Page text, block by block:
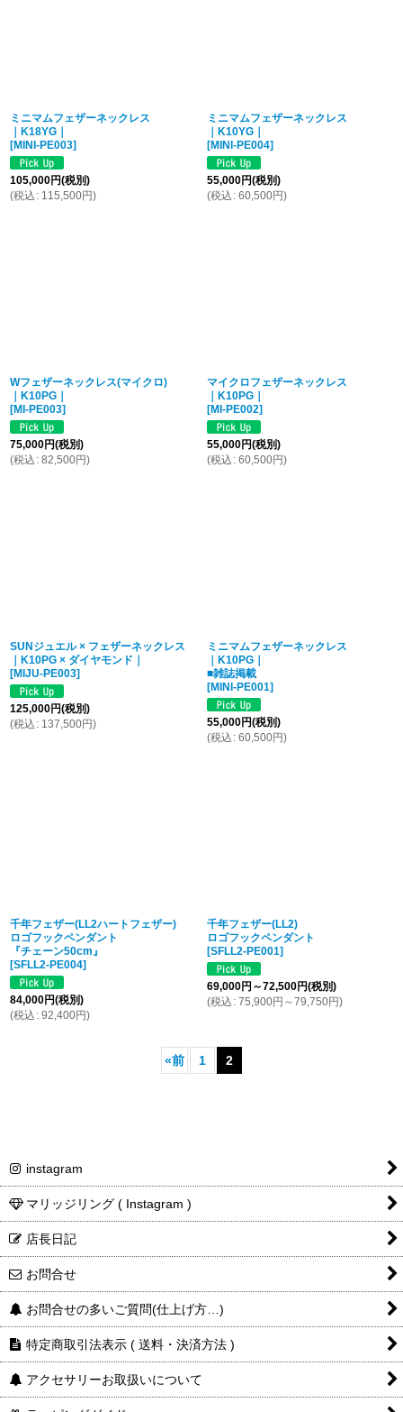
ミニマムフェザーネックレス
｜K18YG｜
[MINI-PE003]
105,000円(税別)
(税込 : 115,500円)
ミニマムフェザーネックレス
｜K10YG｜
[MINI-PE004]
55,000円(税別)
(税込 : 60,500円)
Wフェザーネックレス(マイクロ)
｜K10PG｜
[MI-PE003]
75,000円(税別)
(税込 : 82,500円)
マイクロフェザーネックレス
｜K10PG｜
[MI-PE002]
55,000円(税別)
(税込 : 60,500円)
SUNジュエル × フェザーネックレス
｜K10PG × ダイヤモンド｜
[MIJU-PE003]
125,000円(税別)
(税込 : 137,500円)
ミニマムフェザーネックレス
｜K10PG｜
■雑誌掲載
[MINI-PE001]
55,000円(税別)
(税込 : 60,500円)
千年フェザー(LL2ハートフェザー)
ロゴフックペンダント
『チェーン50cm』
[SFLL2-PE004]
84,000円(税別)
(税込 : 92,400円)
千年フェザー(LL2)
ロゴフックペンダント
[SFLL2-PE001]
69,000円 ～72,500円(税別)
(税込 : 75,900円 ～79,750円)
«前 1 2
instagram
マリッジリング ( Instagram )
店長日記
お問合せ
お問合せの多いご質問(仕上げ方…)
特定商取引法表示 ( 送料・決済方法 )
アクセサリーお取扱いについて